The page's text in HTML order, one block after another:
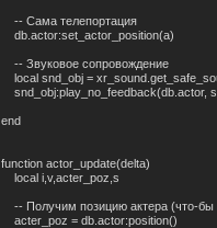
-- Сама телепортация
db.actor:set_actor_position(a)
-- Звуковое сопровождение
local snd_obj =
snd_obj:play_no_feedback(db.actor,
end
function actor_update(delta)
local i,v,acter_poz,s
-- Получим позицию актера (что-бы
acter_poz = db.actor:position()